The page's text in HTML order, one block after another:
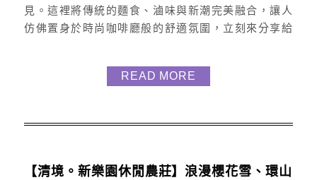
見。這裡將傳統的麵食、滷味與新潮完美融合，讓人
仿佛置身於時尚咖啡廳般的舒適氛圍，立刻來分享給
啡廳。 不像吃飯、麵類店面，整體裝潢超現代， 店內
READ MORE
【清境。新樂園休閒農莊】浪漫櫻花雪、環山